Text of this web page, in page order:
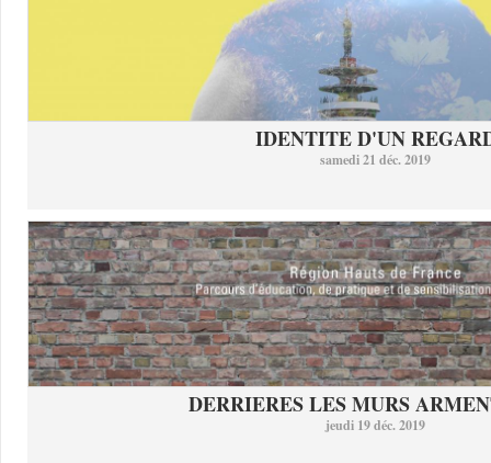
IDENTITE D'UN
samedi 21 déc. 2019
DERRIERES LES MURS
jeudi 19 déc. 2019